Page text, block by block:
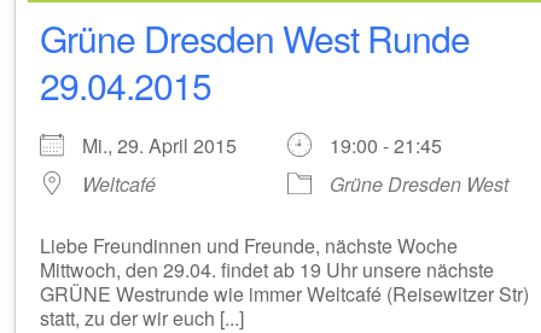
Grüne Dresden West Runde
29.04.2015
Mi., 29. April 2015
19:00 - 21:45
Weltcafé
Grüne Dresden West
Liebe Freundinnen und Freunde, nächste Woche
Mittwoch, den 29.04. findet ab 19 Uhr unsere nächste
GRÜNE Westrunde wie immer Weltcafé (Reisewitzer Str)
statt, zu der wir euch [...]